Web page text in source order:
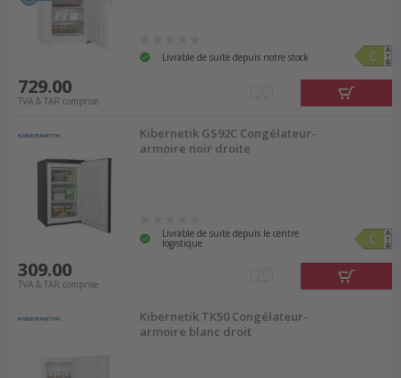
Livrable de suite depuis notre stock
729.00
TVA & TAR comprise
Kibernetik GS92C Congélateur-
armoire noir droite
Livrable de suite depuis le centre
logistique
309.00
TVA & TAR comprise
Kibernetik TK50 Congélateur-
armoire blanc droit